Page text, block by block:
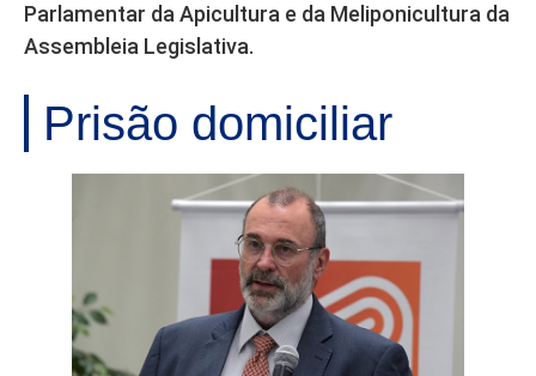
Parlamentar da Apicultura e da Meliponicultura da
Assembleia Legislativa.
Prisão domiciliar